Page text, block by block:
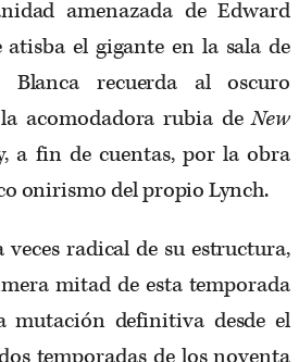
amenazada de Edward
el gigante en la sala de
recuerda al oscuro
acomodadora rubia deNew
a fin de cuentas, por la obra
onirismo del propio Lynch.
veces radical de su estructura,
mitad de esta temporada
definitiva desde el